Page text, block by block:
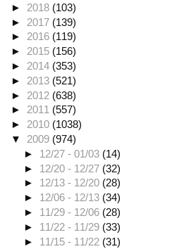
► 2018 (103)
► 2017 (139)
►2016 (119)
► 2015 (156)
► 2014 (353)
► 2013 (521)
► 2012 (638)
►2011 (557)
► 2010 (1038)
▼ 2009 (974)
► 12/27 - 01/03 (14)
► 12/20 - 12/27 (32)
► 12/13 - 12/20 (28)
► 12/06 - 12/13 (34)
► 11/29 - 12/06 (28)
► 11/22 - 11/29 (33)
► 11/15 - 11/22 (31)